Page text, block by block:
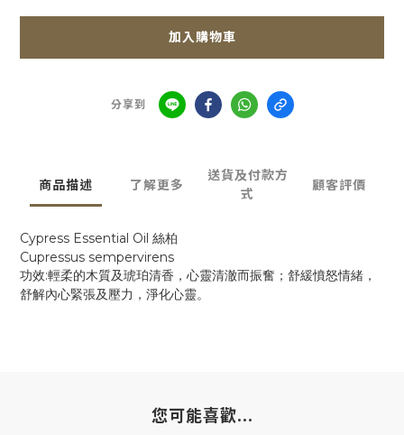
加入購物車
分享到
商品描述 了解更多
送貨及付款方
式
顧客評價
Cypress Essential Oil 絲柏
Cupressus sempervirens
功效:輕柔的木質及琥珀清香，心靈清澈而振奮；舒緩憤怒情緒，
舒解內心緊張及壓力，淨化心靈。
您可能喜歡...